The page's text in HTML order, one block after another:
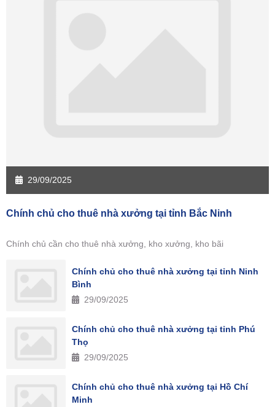
29/09/2025
Chính chủ cho thuê nhà xưởng tại tỉnh Bắc Ninh
Chính chủ cần cho thuê nhà xưởng, kho xưởng, kho bãi
Chính chủ cho thuê nhà xưởng tại tỉnh Ninh
Bình
29/09/2025
Chính chủ cho thuê nhà xưởng tại tỉnh Phú
Thọ
29/09/2025
Chính chủ cho thuê nhà xưởng tại Hồ Chí
Minh